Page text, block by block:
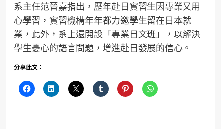
系主任范晉嘉指出，歷年赴日實習生因專業又用
心學習，實習機構年年都力邀學生留在日本就
業，此外，系上還開設「專業日文班」，以解決
學生憂心的語言問題，增進赴日發展的信心。
分享此文：